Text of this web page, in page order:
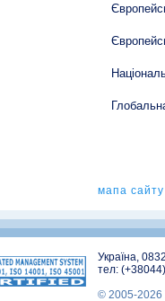
мапа сайту
Україна,
тел:
© 2005-2026